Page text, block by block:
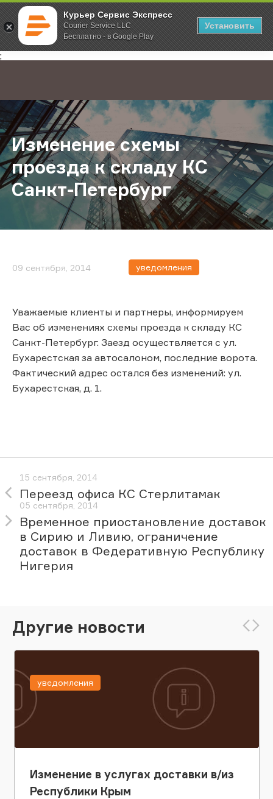
Курьер Сервис Экспресс
Courier Service LLC
Бесплатно - в Google Play
Установить
;
Главная О компании Новости Изменение схемы проезда к
Изменение схемы
проезда к складу КС
Санкт-Петербург
09 сентября, 2014 уведомления
Уважаемые клиенты и партнеры, информируем
Вас об изменениях схемы проезда к складу КС
Санкт-Петербург. Заезд осуществляется с ул.
Бухарестская за автосалоном, последние ворота.
Фактический адрес остался без изменений: ул.
Бухарестская, д. 1.
15 сентября, 2014
Переезд офиса КС Стерлитамак
05 сентября, 2014
Временное приостановление доставок
в Сирию и Ливию, ограничение
доставок в Федеративную Республику
Нигерия
Другие новости
Изменение в услугах доставки в/из
Республики Крым
уведомления